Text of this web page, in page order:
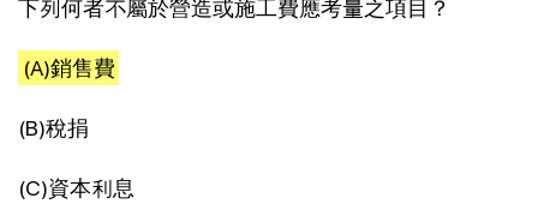
下列何者不屬於營造或施工費應考量之項目？
(A)銷售費
(B)稅捐
(C)資本利息